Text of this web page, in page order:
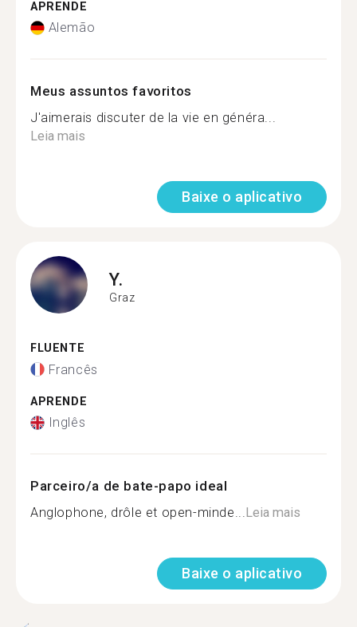
APRENDE
Alemão
Meus assuntos favoritos
J'aimerais discuter de la vie en généra...
Leia mais
Baixe o aplicativo
Y.
Graz
FLUENTE
Francês
APRENDE
Inglês
Parceiro/a de bate-papo ideal
Anglophone, drôle et open-minde...Leia mais
Baixe o aplicativo